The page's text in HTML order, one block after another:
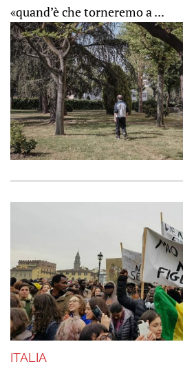
«quand’è che torneremo a ...
ITALIA